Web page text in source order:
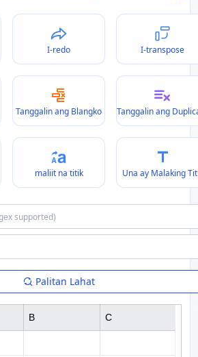
I-redo I-transpose
Tanggalin ang Blangko Tanggalin ang
maliit na titik Una ay Malaking
Palitan Lahat
B C